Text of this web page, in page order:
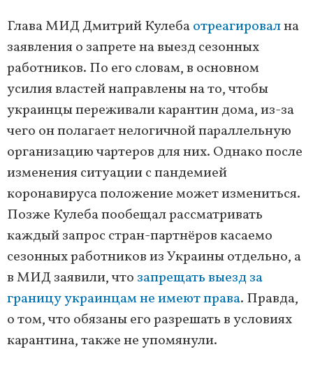
Глава МИД Дмитрий Кулебаотреагировална
заявления о запрете на выезд сезонных
работников. По его словам, в основном
усилия властей направлены на то, чтобы
украинцы переживали карантин дома, из-за
чего он полагает нелогичной параллельную
организацию чартеров для них. Однако после
изменения ситуации с пандемией
коронавируса положение может измениться.
Позже Кулеба пообещал рассматривать
каждый запрос стран-партнёров касаемо
сезонных работников из Украины отдельно, а
в МИД заявили, что запрещать выезд за
границу украинцам не имеют права. Правда,
о том, что обязаны его разрешать в условиях
карантина, также не упомянули.